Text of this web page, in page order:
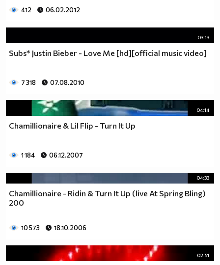
412 06.02.2012
03:13
Subs* Justin Bieber - Love Me [hd][official music video]
7 318 07.08.2010
04:14
Chamillionaire & Lil Flip - Turn It Up
1 184 06.12.2007
04:33
Chamillionaire - Ridin & Turn It Up (live At Spring Bling)
200
10 573 18.10.2006
02:51